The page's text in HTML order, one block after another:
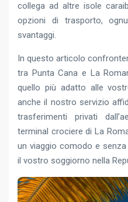
collega ad altre isole
opzioni di trasporto,
svantaggi.
In questo articolo
tra Punta Cana e La
quello più adatto alle
anche il nostro servizio
trasferimenti privati
terminal crociere di La
un viaggio comodo e
il vostro soggiorno nella